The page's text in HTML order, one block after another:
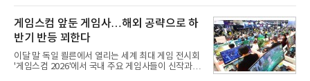
사업 확대
체로 참여했다. 체계개발에는 총 400여억 원의 개발
비와 62개월의 기간이 소요됐다. 한국형 GPS 유도폭
탄 KGGB(Korea GPS Guided Bomb)는 국내 최초
의 공대지 유도폭탄으로 2012년에 최종 전투용 적합
판정을 받았다.우리 공군이 운용하는 모든 전투기에
탑재할 수 있는 KGGB는 일반목적폭탄(General
Purpose Bomb)에 장착하여 운용토록 개발됐다.이
게임스컴 앞둔 게임사…해외 공략으로 하
반기 반등 꾀한다
이달 말 독일 쾰른에서 열리는 세계 최대 게임 전시회
'게임스컴 2026'에서 국내 주요 게임사들이 신작과 글